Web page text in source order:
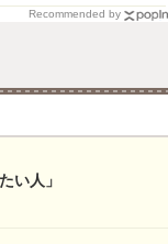
Recommended by
い人」